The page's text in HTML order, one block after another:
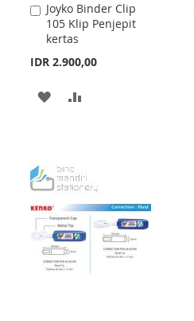
Joyko Binder Clip
105 Klip Penjepit
kertas
IDR 2.900,00
Add
to
Cart
ADD
LIST